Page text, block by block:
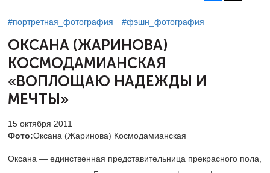
#портретная_фотография #фэшн_фотография
ОКСАНА (ЖАРИНОВА)
КОСМОДАМИАНСКАЯ
«ВОПЛОЩАЮ НАДЕЖДЫ И
МЕЧТЫ»
15 октября 2011
Фото:Оксана (Жаринова) Космодамианская
Оксана — единственная представительница прекрасного пола,